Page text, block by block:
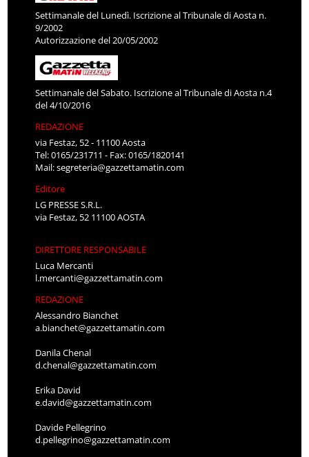
Settimanale del Lunedì. Iscrizione al Tribunale di Aosta n.
9/2002
Autorizzazione del 20/05/2002
Settimanale del Sabato. Iscrizione al Tribunale di Aosta n.4
del 4/10/2016
REDAZIONE
via Festaz, 52 - 11100 Aosta
Tel: 0165/231711 - Fax: 0165/1820141
Mail:segreteria@gazzettamatin.com
Editore
LG PRESSE S.R.L.
via Festaz, 52 11100 AOSTA
DIRETTORE RESPONSABILE
Luca Mercanti
l.mercanti@gazzettamatin.com
REDAZIONE
Alessandro Bianchet
a.bianchet@gazzettamatin.com
Danila Chenal
d.chenal@gazzettamatin.com
Erika David
e.david@gazzettamatin.com
Davide Pellegrino
d.pellegrino@gazzettamatin.com